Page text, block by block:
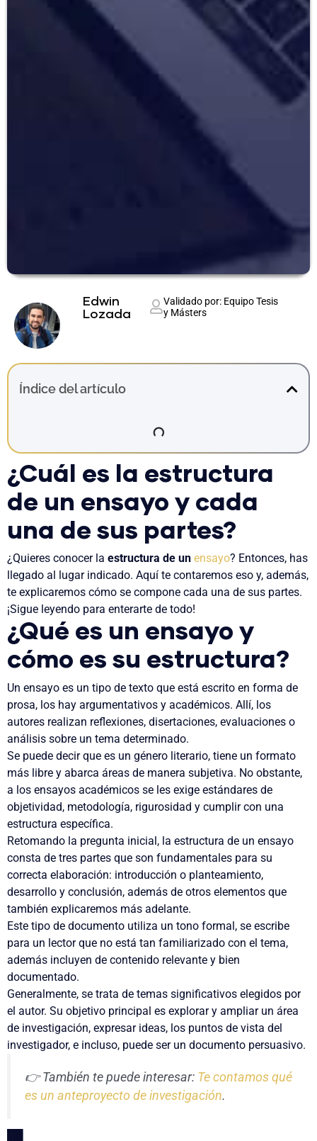
Edwin
Lozada
Validado por: Equipo Tesis
y Másters
Índice del artículo
¿Cuál es la estructura
de un ensayo y cada
una de sus partes?
¿Quieres conocer la estructura de un ensayo? Entonces, has
llegado al lugar indicado. Aquí te contaremos eso y, además,
te explicaremos cómo se compone cada una de sus partes.
¡Sigue leyendo para enterarte de todo!
¿Qué es un ensayo y
cómo es su estructura?
Un ensayo es un tipo de texto que está escrito en forma de
prosa, los hay argumentativos y académicos. Allí, los
autores realizan reflexiones, disertaciones, evaluaciones o
análisis sobre un tema determinado.
Se puede decir que es un género literario, tiene un formato
más libre y abarca áreas de manera subjetiva. No obstante,
a los ensayos académicos se les exige estándares de
objetividad, metodología, rigurosidad y cumplir con una
estructura específica.
Retomando la pregunta inicial, la estructura de un ensayo
consta de tres partes que son fundamentales para su
correcta elaboración: introducción o planteamiento,
desarrollo y conclusión, además de otros elementos que
también explicaremos más adelante.
Este tipo de documento utiliza un tono formal , se escribe
para un lector que no está tan familiarizado con el tema,
además incluyen de contenido relevante y bien
documentado.
Generalmente, se trata de temas significativos elegidos por
el autor. Su objetivo principal es explorar y ampliar un área
de investigación, expresar ideas, los puntos de vista del
investigador, e incluso, puede ser un documento persuasivo.
👉 También te puede interesar: Te contamos qué
es un anteproyecto de investigación.